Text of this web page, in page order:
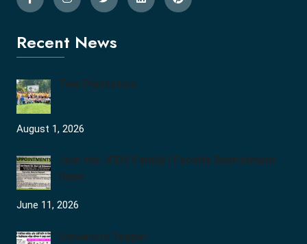
Recent News
Tree Plantation
August 1, 2026
Join the JCDV Family | Faculty Recruitment
Open
June 11, 2026
University Topper